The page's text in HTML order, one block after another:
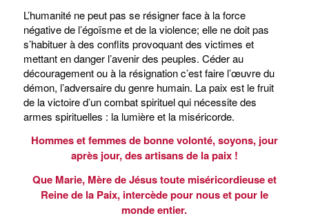
L’humanité ne peut pas se résigner face à la force
négative de l’égoïsme et de la violence; elle ne doit pas
s’habituer à des conflits provoquant des victimes et
mettant en danger l’avenir des peuples. Céder au
découragement ou à la résignation c’est faire l’œuvre du
démon, l’adversaire du genre humain. La paix est le fruit
de la victoire d’un combat spirituel qui nécessite des
armes spirituelles : la lumière et la miséricorde.
Hommes et femmes de bonne volonté, soyons, jour
après jour, des artisans de la paix !
Que Marie, Mère de Jésus toute miséricordieuse et
Reine de la Paix, intercède pour nous et pour le
monde entier.